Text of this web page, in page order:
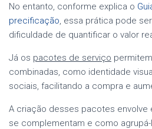
No entanto, conforme explica o
precificação, essa prática pode
dificuldade de quantificar o valor
Já os pacotes de serviço
combinadas, como identidade
sociais, facilitando a compra e
A criação desses pacotes envolve
se complementam e como